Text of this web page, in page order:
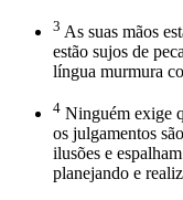
3 As suas mãos
estão sujos de
língua murmura
4 Ninguém exige
os julgamentos
ilusões e
planejando e